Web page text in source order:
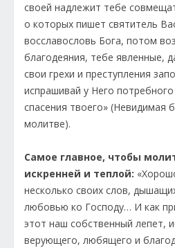
своей надлежит тебе
о которых пишет святитель
восславословь Бога, потом
благодеяния, тебе явленные,
свои грехи и преступления
испрашивай у Него
спасения твоего» (Невидимая
молитве).
Самое главное, чтобы
искренней и теплой:
несколько своих слов,
любовью ко Господу… И как
этот наш собственный лепет,
верующего, любящего и